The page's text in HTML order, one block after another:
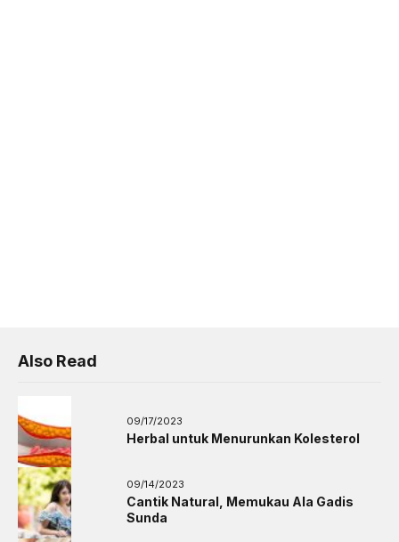
Also Read
09/17/2023
Herbal untuk Menurunkan Kolesterol
09/14/2023
Cantik Natural, Memukau Ala Gadis
Sunda